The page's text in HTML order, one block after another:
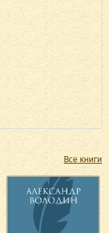
Все книги